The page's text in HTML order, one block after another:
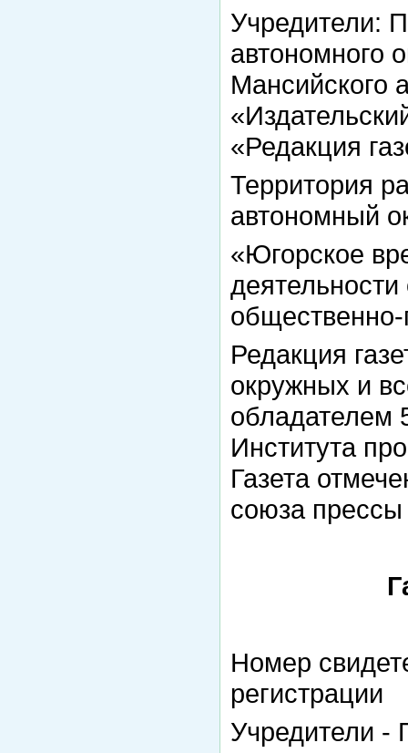
Учредители:
автономного
Мансийского
«Редакция
Территория
автономный
«Югорское
деятельности
общественно-
Редакция
окружных и
обладателем
Института
Газета
союза
Номер
Учредители -